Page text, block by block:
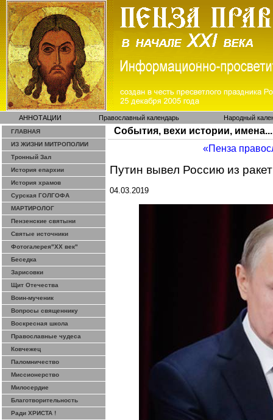
АННОТАЦИИ Православный календарь Народный
ГЛАВНАЯ
ИЗ ЖИЗНИ МИТРОПОЛИИ
Тронный Зал
История епархии
История храмов
Сурская ГОЛГОФА
МАРТИРОЛОГ
Пензенские святыни
Святые источники
Фотогалерея"ХХ век"
Беседка
Зарисовки
Щит Отечества
Воин-мученик
Вопросы священнику
Воскресная школа
Православные чудеса
Ковчежец
Паломничество
Миссионерство
Милосердие
Благотворительность
Ради ХРИСТА !
События, вехи истории, имена...
«Пенза
Путин вывел Россию из
04.03.2019